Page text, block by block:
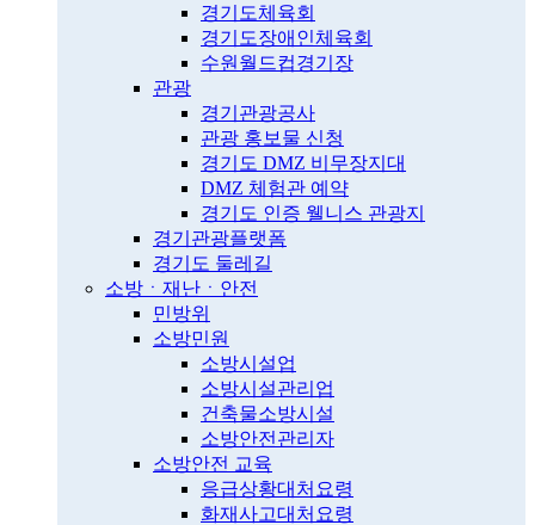
경기도체육회
경기도장애인체육회
수원월드컵경기장
관광
경기관광공사
관광 홍보물 신청
경기도 DMZ 비무장지대
DMZ 체험관 예약
경기도 인증 웰니스 관광지
경기관광플랫폼
경기도 둘레길
소방ㆍ재난ㆍ안전
민방위
소방민원
소방시설업
소방시설관리업
건축물소방시설
소방안전관리자
소방안전 교육
응급상황대처요령
화재사고대처요령